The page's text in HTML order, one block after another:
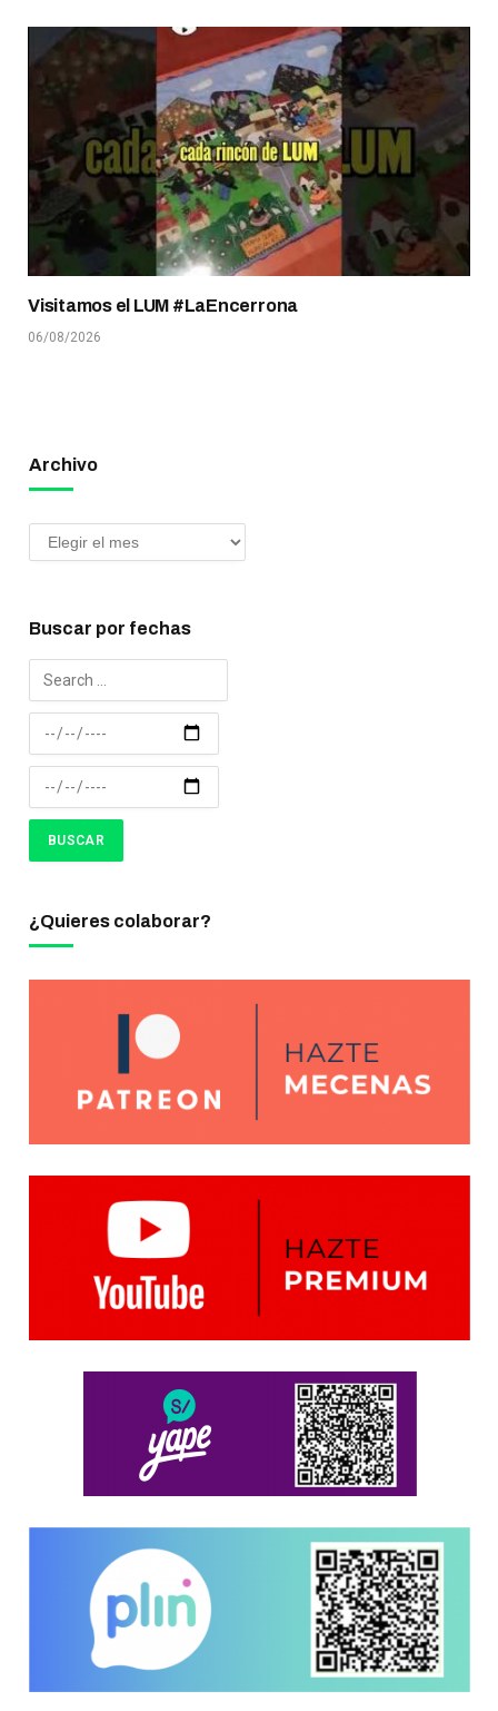
Visitamos el LUM #LaEncerrona
06/08/2026
Archivo
Buscar por fechas
¿Quieres colaborar?